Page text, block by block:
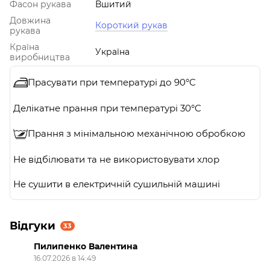
Фасон рукава
Вшитий
Довжина
рукава
Короткий рукав
Країна
виробництва
Україна
Прасувати при температурі до 90°C
Делікатне прання при температурі 30°C
Прання з мінімальною механічною обробкою
Не відбілювати та не використовувати хлор
Не сушити в електричній сушильній машині
Відгуки 33
Пилипенко Валентина
16.07.2026 в 14:49